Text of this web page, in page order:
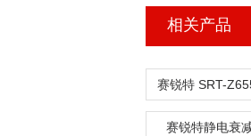
相关产品
赛锐特静电衰